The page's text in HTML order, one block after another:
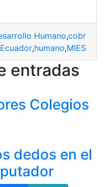
Humano,cobros
Ecuador,humano,MIES
entradas
Colegios
dedos en el